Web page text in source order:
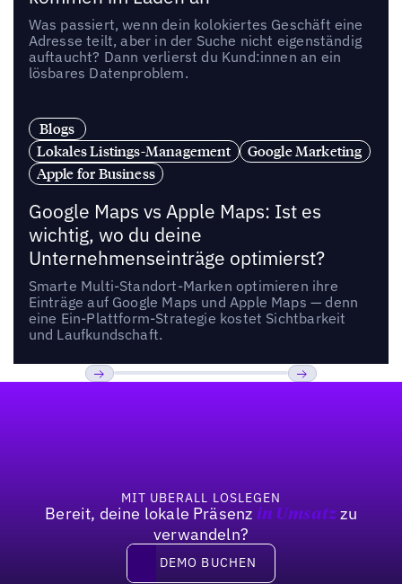
Was passiert, wenn dein kolokiertes Geschäft eine
Adresse teilt, aber in der Suche nicht eigenständig
auftaucht? Dann verlierst du Kund:innen an ein
lösbares Datenproblem.
Blogs
Lokales Listings-Management
Google Marketing
Apple for Business
Google Maps vs Apple Maps: Ist es
wichtig, wo du deine
Unternehmenseinträge optimierst?
Smarte Multi-Standort-Marken optimieren ihre
Einträge auf Google Maps und Apple Maps — denn
eine Ein-Plattform-Strategie kostet Sichtbarkeit
und Laufkundschaft.
MIT UBERALL LOSLEGEN
Bereit, deine lokale Präsenz in Umsatzzu
verwandeln?
DEMO BUCHEN
DEMO BUCHEN